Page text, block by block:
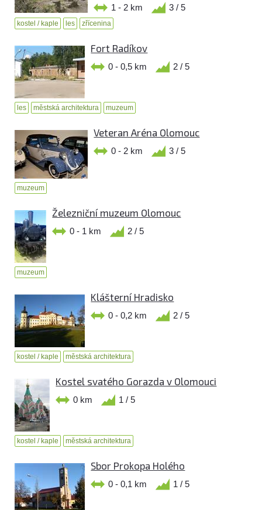
1 - 2 km 3 / 5
kostel / kaple les zřícenina
Fort Radíkov
0 - 0,5 km 2 / 5
les městská architektura muzeum
Veteran Aréna Olomouc
0 - 2 km 3 / 5
muzeum
Železniční muzeum Olomouc
0 - 1 km 2 / 5
muzeum
Klášterní Hradisko
0 - 0,2 km 2 / 5
kostel / kaple městská architektura
Kostel svatého Gorazda v Olomouci
0 km 1 / 5
kostel / kaple městská architektura
Sbor Prokopa Holého
0 - 0,1 km 1 / 5